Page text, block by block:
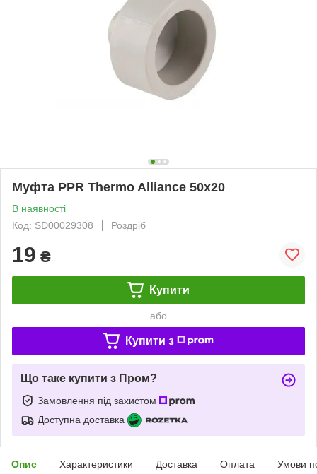
Муфта PPR Thermo Alliance 50х20
В наявності
Код: SD00029308
Роздріб
19 ₴
Купити
або
Купити з
Що таке купити з Пром?
Замовлення під захистом
Доступна доставка
Опис Характеристики Доставка Оплата Умови